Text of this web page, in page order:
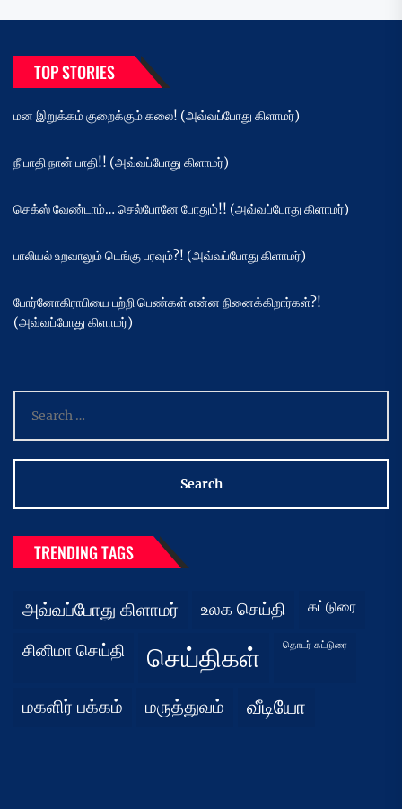
TOP STORIES
மன இறுக்கம் குறைக்கும் கலை! (அவ்வப்போது கிளாமர்)
நீ பாதி நான் பாதி!! (அவ்வப்போது கிளாமர்)
செக்ஸ் வேண்டாம்… செல்போனே போதும்!! (அவ்வப்போது கிளாமர்)
பாலியல் உறவாலும் டெங்கு பரவும்?! (அவ்வப்போது கிளாமர்)
போர்னோகிராபியை பற்றி பெண்கள் என்ன நினைக்கிறார்கள்?!
(அவ்வப்போது கிளாமர்)
for:
TRENDING TAGS
அவ்வப்போது கிளாமர் உலக செய்தி கட்டுரை
சினிமா செய்தி செய்திகள் தொடர் கட்டுரை
மகளிர் பக்கம் மருத்துவம் வீடியோ